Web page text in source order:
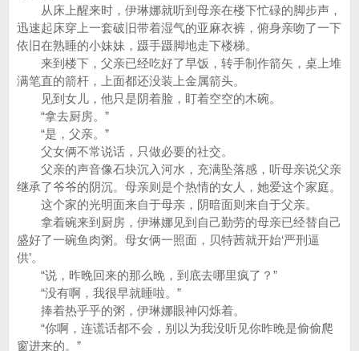
从床上醒来时，伊琳娜就听到母亲在楼下忙碌的脚步声，
迅速起床穿上一套破旧带着湿气的亚麻衣裤，俯身亲吻了一下
依旧在熟睡的小妹妹，蹑手蹑脚地走下楼梯。
来到楼下，父亲已经吃好了早饭，转手制作箭矢，桌上堆
满笔直的箭杆，上面都还没装上金属箭头。
见到女儿，他只是阴着脸，盯着空空的木碗。
“拿去厨房。”
“是，父亲。”
父女俩不常说话，只做必要的社交。
父亲的声音像石块沉入河水，充满坠落感，听母亲说父亲
继承了爷爷的阴沉。母亲则是个热情的女人，她爱这个家庭。
这个家的光明面来自于母亲，阴暗面则来自于父亲。
拿着碗来到厨房，伊琳娜见到自己勤劳的母亲已经替自己
盛好了一碗鱼肉粥。母女俩一照面，贝特茜就开始‘严刑逼
供’。
“说，昨晚回来的那么晚，到底去哪里疯了？”
“没有啊，我很早就睡啦。”
捧着热乎乎的粥，伊琳娜眼神闪烁着。
“你啊，连谎话都不会，别以为我没听见你昨晚是偷偷爬
窗进来的。”